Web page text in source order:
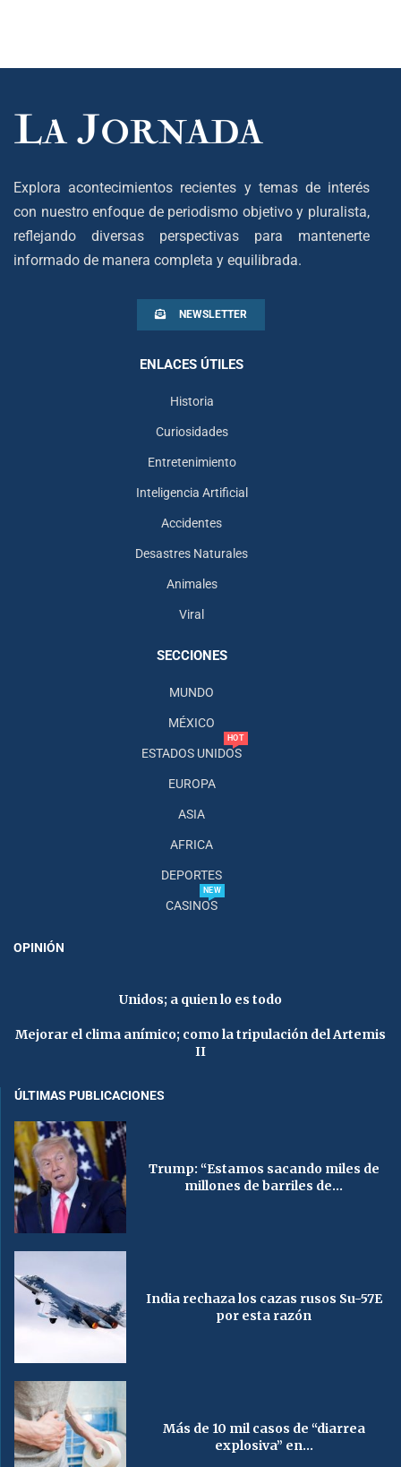
Explora acontecimientos recientes y temas de interés
con nuestro enfoque de periodismo objetivo y pluralista,
reflejando diversas perspectivas para mantenerte
informado de manera completa y equilibrada.
NEWSLETTER
ENLACES ÚTILES
Historia
Curiosidades
Entretenimiento
Inteligencia Artificial
Accidentes
Desastres Naturales
Animales
Viral
SECCIONES
MUNDO
MÉXICO
ESTADOS UNIDOS
HOT
EUROPA
ASIA
AFRICA
DEPORTES
CASINOS
NEW
OPINIÓN
Unidos; a quien lo es todo
Mejorar el clima anímico; como la tripulación del Artemis
II
ÚLTIMAS PUBLICACIONES
Trump: “Estamos sacando miles de
millones de barriles de...
India rechaza los cazas rusos Su-57E
por esta razón
Más de 10 mil casos de “diarrea
explosiva” en...